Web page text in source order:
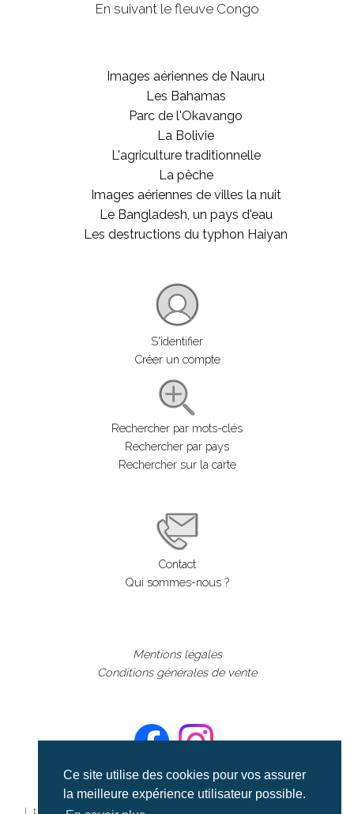
Ce site utilise des cookies pour vos assurer
la meilleure expérience utilisateur possible.
En suivant le fleuve Congo
Images aériennes de Nauru
Les Bahamas
Parc de l'Okavango
La Bolivie
L'agriculture traditionnelle
La pêche
Images aériennes de villes la nuit
Le Bangladesh, un pays d'eau
Les destructions du typhon Haiyan
S'identifier
Créer un compte
Rechercher par mots-clés
Rechercher par pays
Rechercher sur la carte
Contact
Qui sommes-nous ?
Mentions légales
Conditions générales de vente
©aerialcollection marque déposée 2024
| tous droits réservés | aerialcollection.fr banque d'images